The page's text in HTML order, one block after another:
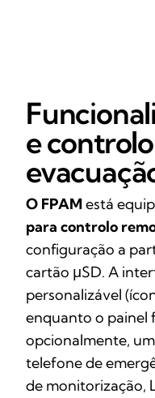
e
O FPAMestá
para controlo
configuração a
cartão μSD. A
personalizável
enquanto o painel
opcionalmente,
telefone de
de monitorização,